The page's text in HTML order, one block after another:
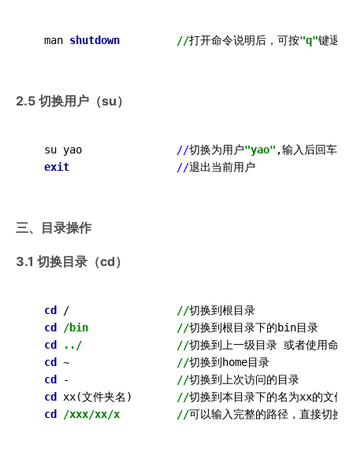
  man
shutdown //打开命令说明后，可按"q"
2.5 切换用户（su）
  su yao
//切换为用户"yao" ,输入后回车需
exit
//
三、目录操作
3.1 切换目录（cd）
cd / //切换到根目录
cd
/bin //切换到根目录下的bin目录
cd
../ //切换到上一级目录 或者使用命令
cd
~ //切换到home目录
cd
- //切换到上次访问的目录
cd
xx(文件夹名) //切换到本目录下的名为xx的文件
cd
/xxx/xx/x //